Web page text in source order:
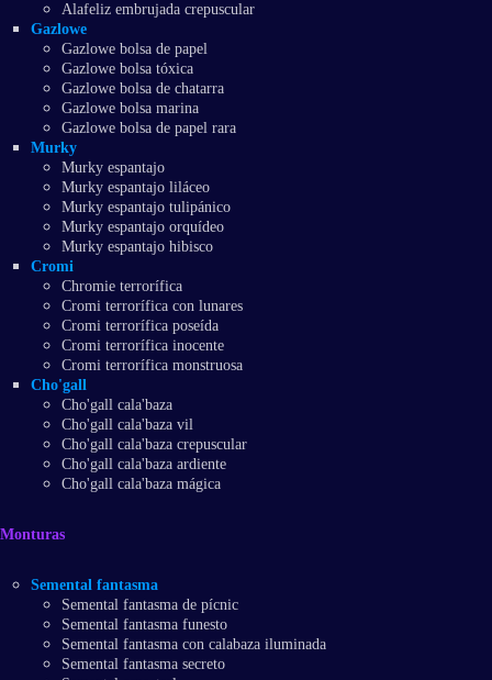
Alafeliz embrujada crepuscular
Gazlowe
Gazlowe bolsa de papel
Gazlowe bolsa tóxica
Gazlowe bolsa de chatarra
Gazlowe bolsa marina
Gazlowe bolsa de papel rara
Murky
Murky espantajo
Murky espantajo liláceo
Murky espantajo tulipánico
Murky espantajo orquídeo
Murky espantajo hibisco
Cromi
Chromie terrorífica
Cromi terrorífica con lunares
Cromi terrorífica poseída
Cromi terrorífica inocente
Cromi terrorífica monstruosa
Cho'gall
Cho'gall cala'baza
Cho'gall cala'baza vil
Cho'gall cala'baza crepuscular
Cho'gall cala'baza ardiente
Cho'gall cala'baza mágica
Monturas
Semental fantasma
Semental fantasma de pícnic
Semental fantasma funesto
Semental fantasma con calabaza iluminada
Semental fantasma secreto